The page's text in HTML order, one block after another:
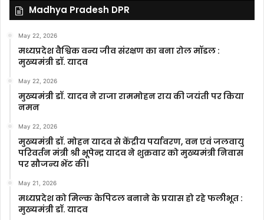
Madhya Pradesh DPR
May 22, 2026
मध्यप्रदेश वैश्विक वन्य जीव संरक्षण का बना रोल मॉडल :
मुख्यमंत्री डॉ. यादव
May 22, 2026
मुख्यमंत्री डॉ. यादव ने राजा राममोहन राय की जयंती पर किया
नमन
May 22, 2026
मुख्यमंत्री डॉ. मोहन यादव से केंद्रीय पर्यावरण, वन एवं जलवायु
परिवर्तन मंत्री श्री भूपेन्द्र यादव ने शुक्रवार को मुख्यमंत्री निवास
पर सौजन्य भेंट की।
May 21, 2026
मध्यप्रदेश को मिल्क केपिटल बनाने के प्रयास हो रहे फलीभूत :
मुख्यमंत्री डॉ. यादव